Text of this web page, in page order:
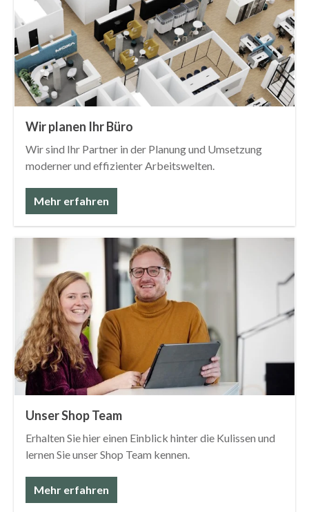
Wir planen Ihr Büro
Wir sind Ihr Partner in der Planung und Umsetzung
moderner und effizienter Arbeitswelten.
Mehr erfahren
Unser Shop Team
Erhalten Sie hier einen Einblick hinter die Kulissen und
lernen Sie unser Shop Team kennen.
Mehr erfahren